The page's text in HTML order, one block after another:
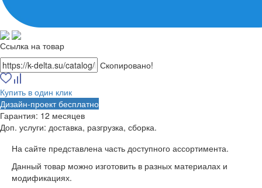
Ссылка на товар
Скопировано!
Купить в один клик
Дизайн-проект бесплатно
Гарантия: 12 месяцев
Доп. услуги: доставка, разгрузка, сборка.
На сайте представлена часть доступного ассортимента.
Данный товар можно изготовить в разных материалах и
модификациях.